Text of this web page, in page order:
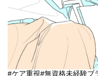
#ケア重視#無資格未経験ブ